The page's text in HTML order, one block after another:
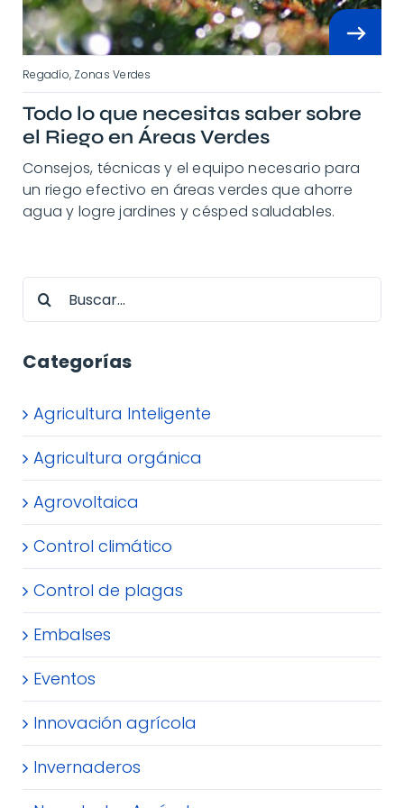
Regadío, Zonas Verdes
Todo lo que necesitas saber sobre
el Riego en Áreas Verdes
Consejos, técnicas y el equipo necesario para
un riego efectivo en áreas verdes que ahorre
agua y logre jardines y césped saludables.
Buscar:
Categorías
Agricultura Inteligente
Agricultura orgánica
Agrovoltaica
Control climático
Control de plagas
Embalses
Eventos
Innovación agrícola
Invernaderos